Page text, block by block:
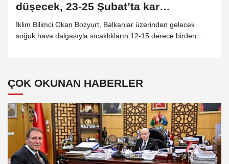
düşecek, 23-25 Şubat’ta kar
bekleniyor
İklim Bilimci Okan Bozyurt, Balkanlar üzerinden gelecek
soğuk hava dalgasıyla sıcaklıkların 12-15 derece birden
don riskinin artacağını açıkladı.
ÇOK OKUNAN HABERLER